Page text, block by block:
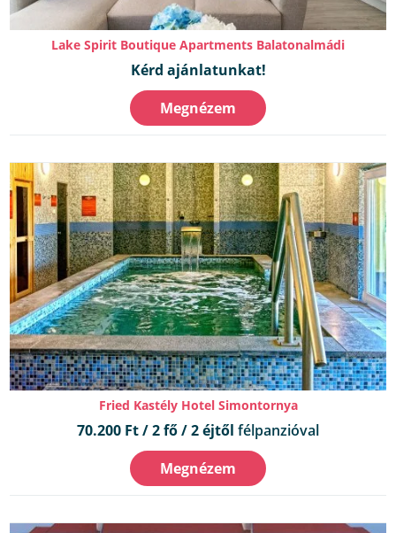
Lake Spirit Boutique Apartments Balatonalmádi
Kérd ajánlatunkat!
Megnézem
Fried Kastély Hotel Simontornya
70.200 Ft / 2 fő / 2 éjtől félpanzióval
Megnézem